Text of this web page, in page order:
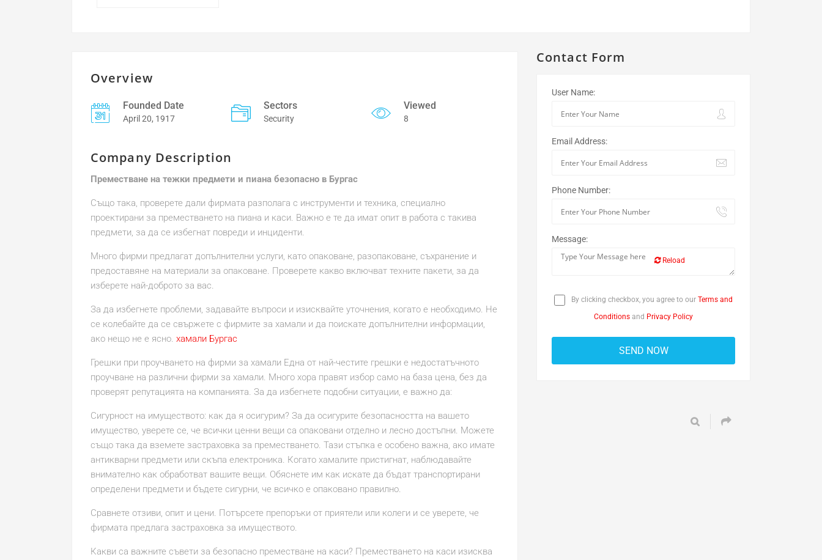
Overview
Founded Date
April 20, 1917
Sectors
Security
Viewed
8
Company Description
Преместване на тежки предмети и пиана безопасно в Бургас
Също така, проверете дали фирмата разполага с инструменти и техника, специално
проектирани за преместването на пиана и каси. Важно е те да имат опит в работа с такива
предмети, за да се избегнат повреди и инциденти.
Много фирми предлагат допълнителни услуги, като опаковане, разопаковане, съхранение и
предоставяне на материали за опаковане. Проверете какво включват техните пакети, за да
изберете най-доброто за вас.
За да избегнете проблеми, задавайте въпроси и изисквайте уточнения, когато е необходимо. Не
се колебайте да се свържете с фирмите за хамали и да поискате допълнителни информации,
ако нещо не е ясно. хамали Бургас
Грешки при проучването на фирми за хамали Една от най-честите грешки е недостатъчното
проучване на различни фирми за хамали. Много хора правят избор само на база цена, без да
проверят репутацията на компанията. За да избегнете подобни ситуации, е важно да:
Сигурност на имуществото: как да я осигурим? За да осигурите безопасността на вашето
имущество, уверете се, че всички ценни вещи са опаковани отделно и лесно достъпни. Можете
също така да вземете застраховка за преместването. Тази стъпка е особено важна, ако имате
антикварни предмети или скъпа електроника. Когато хамалите пристигнат, наблюдавайте
внимателно как обработват вашите вещи. Обяснете им как искате да бъдат транспортирани
определени предмети и бъдете сигурни, че всичко е опаковано правилно.
Сравнете отзиви, опит и цени. Потърсете препоръки от приятели или колеги и се уверете, че
фирмата предлага застраховка за имуществото.
Какви са важните съвети за безопасно преместване на каси? Преместването на каси изисква
Contact Form
User Name:
Email Address:
Phone Number:
Message:
Reload
By clicking checkbox, you agree to our Terms and
Conditions and Privacy Policy